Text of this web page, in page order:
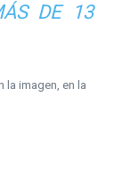
DE 13
la imagen, en la